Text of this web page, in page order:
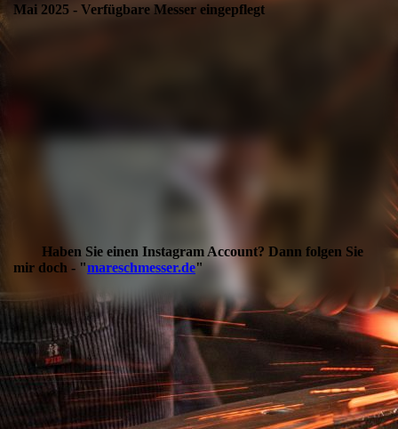
Mai 2025 - Verfügbare Messer eingepflegt
Haben Sie einen Instagram Account? Dann folgen Sie
mir doch - "mareschmesser.de"